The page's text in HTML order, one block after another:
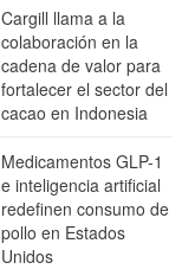
Cargill llama a la
colaboración en la
cadena de valor para
fortalecer el sector del
cacao en Indonesia
Medicamentos GLP-1
e inteligencia artificial
redefinen consumo de
pollo en Estados
Unidos